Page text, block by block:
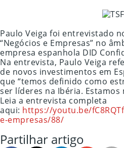
Paulo Veiga foi entrevistado
“Negócios e Empresas” no
empresa espanhola DID
Na entrevista, Paulo Veiga
de novos investimentos em
que “temos definido como
ser líderes na Ibéria. Estamos
Leia a entrevista completa
aqui: https://youtu.be/
e-empresas/88/
Partilhar artigo